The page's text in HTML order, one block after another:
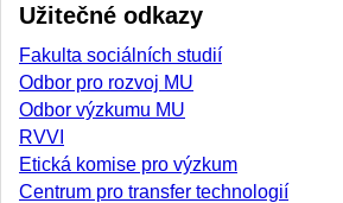
Užitečné odkazy
Fakulta sociálních studií
Odbor pro rozvoj MU
Odbor výzkumu MU
RVVI
Etická komise pro výzkum
Centrum pro transfer technologií